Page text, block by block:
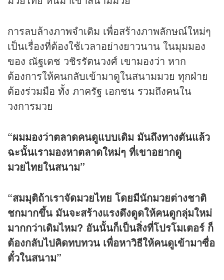
การลบล้างภาพจำเดิม เพื่อสร้างภาพลักษณ์ใหม่ๆ
เป็นเรื่องที่ต้องใช้เวลาอย่างยาวนาน ในมุมมอง
ของ ณัฐเดช วชิรรัตนวงศ์ เขามองว่า หาก
ต้องการให้คนกลับเข้ามาดูในสนามมวย ทุกฝ่าย
ต้องร่วมมือ ทั้ง ภาครัฐ เอกชน รวมถึงคนใน
วงการมวย
“ผมมองว่าตลาดคนดูแบบเดิม มันถึงทางตันแล้ว
ฉะนั้นเรามองหาตลาดใหม่ๆ ที่เขาอยากดู
มวยไทยในสนาม”
“สมมุติถ้าเราจัดมวยไทย โดยมีนักมวยต่างชาติ
ชกมากขึ้น มันจะสร้างแรงดึงดูดให้คนดูกลุ่มใหม่
มากกว่าเดิมไหม? อันนั้นก็เป็นสิ่งที่โปรโมเตอร์ ก็
ต้องกลับไปคิดทบทวน เพื่อหาวิธีให้คนดูเข้ามาซื่อ
ตั๋วในสนาม”